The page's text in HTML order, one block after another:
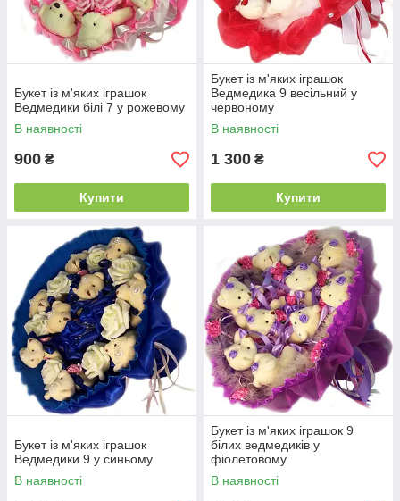
можно благодаря нашему сервису, ведь у нас возможна и
доставка в любой населенный пункт страны. Букет не
деформируется в процессе транспортировки, не теряет
своих эстетических показателей.
Поспішайте порадувати своїх самих улюблених жінок!
Букет із м'яких іграшок
Ведмедики білі 7 у рожевому
В наявності
900 ₴
Купити
Букет із м'яких іграшок
Ведмедика 9 весільний у
червоному
В наявності
1 300 ₴
Купити
Букет із м'яких іграшок
Ведмедики 9 у синьому
В наявності
Букет із м'яких іграшок 9
білих ведмедиків у
фіолетовому
В наявності